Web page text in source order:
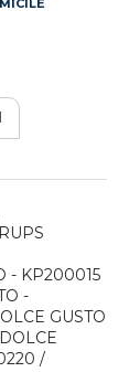
- KP200015
-
GUSTO
/